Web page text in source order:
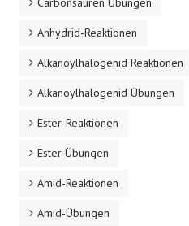
Anhydrid-Reaktionen
Alkanoylhalogenid Reaktionen
Alkanoylhalogenid Übungen
Ester-Reaktionen
Ester Übungen
Amid-Reaktionen
Amid-Übungen